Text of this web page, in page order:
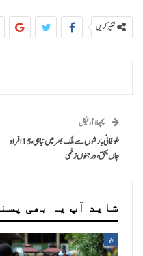
شئیر کریں
پچھلا آرٹیکل
طوفانی بارشوں سے ملک بھر میں تباہی، 15 افراد
جاں بحق، درجنوں زخمی
شاید آپ یہ بھی
دنیا